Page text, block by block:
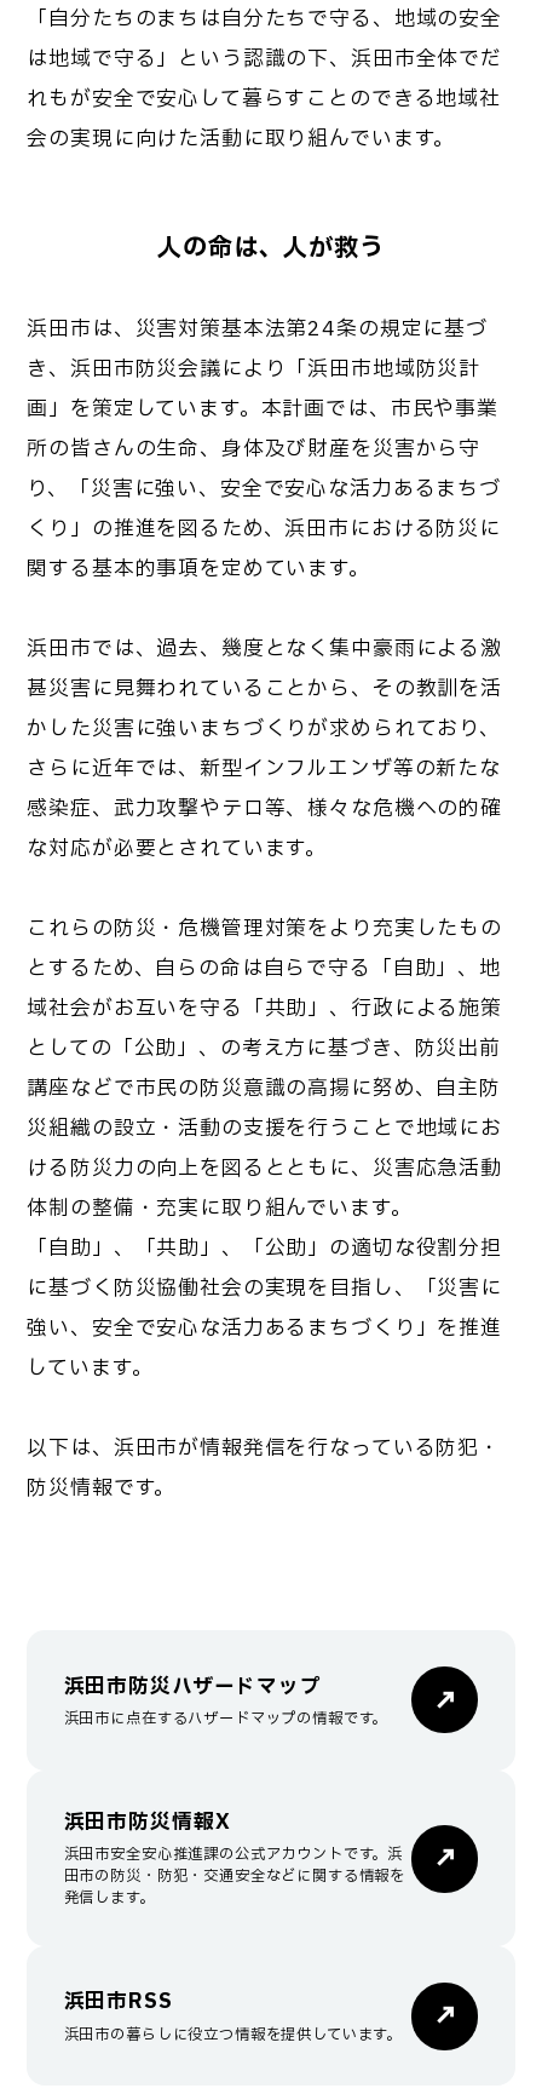
「自分たちのまちは自分たちで守る、地域の安全
は地域で守る」という認識の下、浜田市全体でだ
れもが安全で安心して暮らすことのできる地域社
会の実現に向けた活動に取り組んでいます。
人の命は、人が救う
浜田市は、災害対策基本法第24条の規定に基づ
き、浜田市防災会議により「浜田市地域防災計
画」を策定しています。本計画では、市民や事業
所の皆さんの生命、身体及び財産を災害から守
り、「災害に強い、安全で安心な活力あるまちづ
くり」の推進を図るため、浜田市における防災に
関する基本的事項を定めています。
浜田市では、過去、幾度となく集中豪雨による激
甚災害に見舞われていることから、その教訓を活
かした災害に強いまちづくりが求められており、
さらに近年では、新型インフルエンザ等の新たな
感染症、武力攻撃やテロ等、様々な危機への的確
な対応が必要とされています。
これらの防災・危機管理対策をより充実したもの
とするため、自らの命は自らで守る「自助」、地
域社会がお互いを守る「共助」、行政による施策
としての「公助」、の考え方に基づき、防災出前
講座などで市民の防災意識の高揚に努め、自主防
災組織の設立・活動の支援を行うことで地域にお
ける防災力の向上を図るとともに、災害応急活動
体制の整備・充実に取り組んでいます。
「自助」、「共助」、「公助」の適切な役割分担
に基づく防災協働社会の実現を目指し、「災害に
強い、安全で安心な活力あるまちづくり」を推進
しています。
以下は、浜田市が情報発信を行なっている防犯・
防災情報です。
浜田市防災ハザードマップ
浜田市に点在するハザードマップの情報です。
浜田市防災情報X
浜田市安全安心推進課の公式アカウントです。浜
田市の防災・防犯・交通安全などに関する情報を
発信します。
浜田市RSS
浜田市の暮らしに役立つ情報を提供しています。